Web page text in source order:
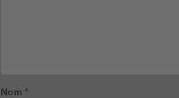
Nom *